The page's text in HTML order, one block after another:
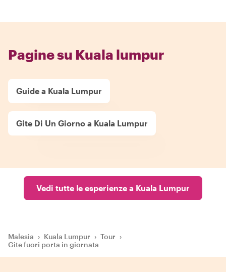
Pagine su Kuala lumpur
Guide a Kuala Lumpur
Gite Di Un Giorno a Kuala Lumpur
Vedi tutte le esperienze a Kuala Lumpur
Malesia › Kuala Lumpur › Tour ›
Gite fuori porta in giornata